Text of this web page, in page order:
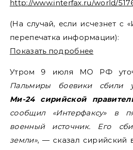
http://www.interfax.ru/world/
(На случай, если исчезнет с
перепечатка информации):
Показать подробнее
Утром 9 июля МО РФ
Пальмиры боевики сбили
Ми-24 сирийской
сообщил «Интерфаксу» в
военный источник. Его
земли», — сказал сирийский